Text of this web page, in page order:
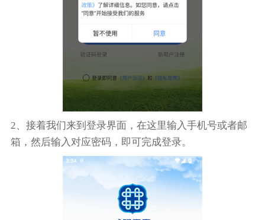
2、接着我们来到登录界面，在这里输入手机号或者邮
箱，然后输入对应密码，即可完成登录。